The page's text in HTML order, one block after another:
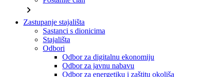
chevron_right
Zastupanje stajališta
Sastanci s dionicima
Stajališta
Odbori
Odbor za digitalnu ekonomiju
Odbor za javnu nabavu
Odbor za energetiku i zaštitu okoliša